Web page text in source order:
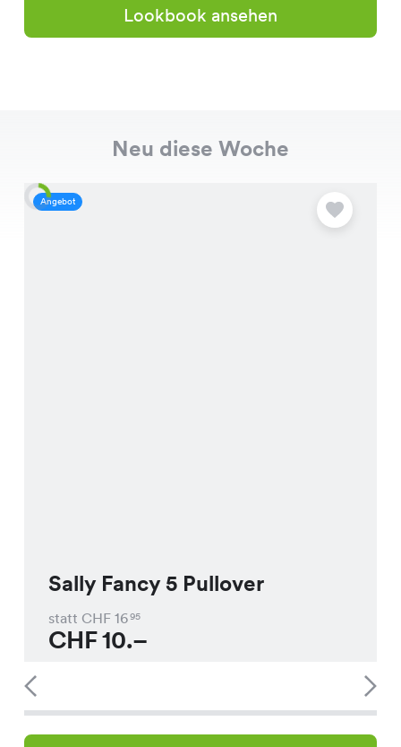
Lookbook ansehen
Neu diese Woche
Angebot
Sally Fancy 5 Pullover
statt CHF 1695
CHF10.–